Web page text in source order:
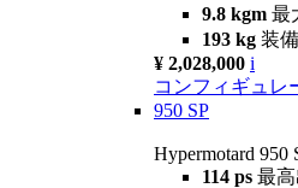
9.8 kgm 最
193 kg 装
¥ 2,028,000 i
コンフィギュレ
950 SP
Hypermotard 950
114 ps 最